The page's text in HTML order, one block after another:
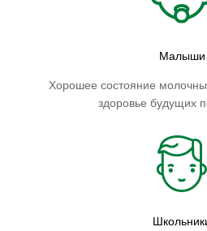
Малыши
Хорошее состояние
здоровье будущих